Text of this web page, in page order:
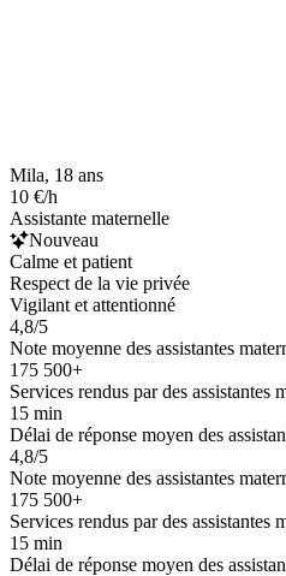
Mila, 18 ans
10 €/h
Assistante maternelle
Nouveau
Calme et patient
Respect de la vie privée
Vigilant et attentionné
4,8/5
Note moyenne des assistantes
175 500+
Services rendus par des assistantes
15 min
Délai de réponse moyen des
4,8/5
Note moyenne des assistantes
175 500+
Services rendus par des assistantes
15 min
Délai de réponse moyen des